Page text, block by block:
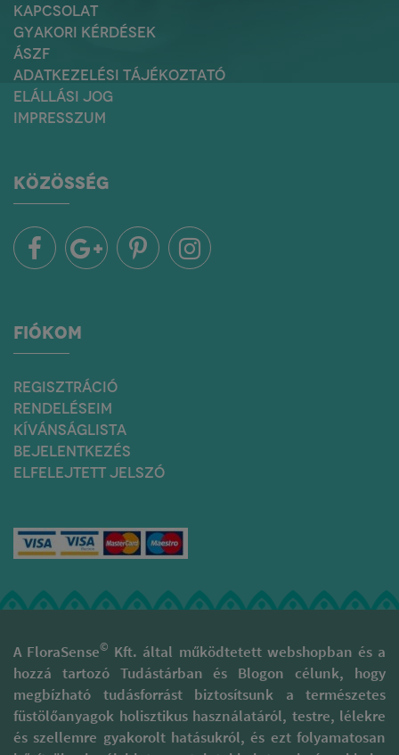
KAPCSOLAT
GYAKORI KÉRDÉSEK
ÁSZF
ADATKEZELÉSI TÁJÉKOZTATÓ
ELÁLLÁSI JOG
IMPRESSZUM
KÖZÖSSÉG
FIÓKOM
REGISZTRÁCIÓ
RENDELÉSEIM
KÍVÁNSÁGLISTA
BEJELENTKEZÉS
ELFELEJTETT JELSZÓ
A FloraSense© Kft. által működtetett webshopban és a
hozzá tartozó Tudástárban és Blogon célunk, hogy
megbízható tudásforrást biztosítsunk a természetes
füstölőanyagok holisztikus használatáról, testre, lélekre
és szellemre gyakorolt hatásukról, és ezt folyamatosan